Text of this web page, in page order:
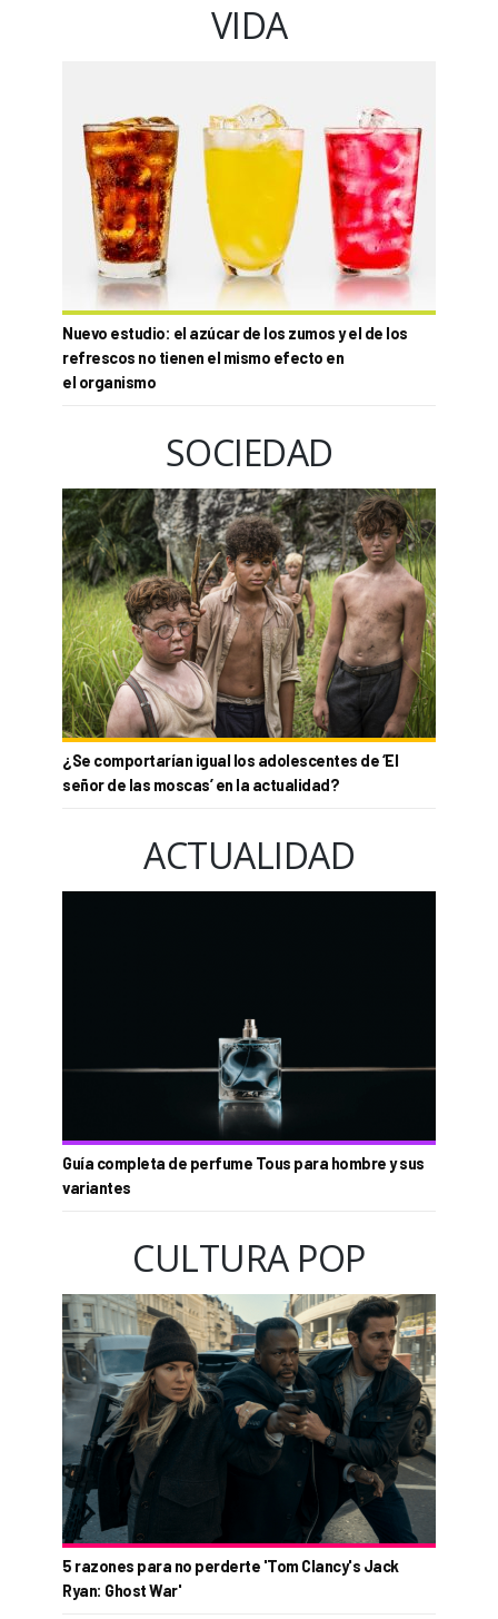
VIDA
Nuevo estudio: el azúcar de los zumos y el de los
refrescos no tienen el mismo efecto en
el organismo
SOCIEDAD
¿Se comportarían igual los adolescentes de ‘El
señor de las moscas’ en la actualidad?
ACTUALIDAD
Guía completa de perfume Tous para hombre y sus
variantes
CULTURA POP
5 razones para no perderte 'Tom Clancy's Jack
Ryan: Ghost War'